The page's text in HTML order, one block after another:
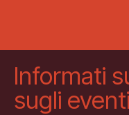
Informati
sugli